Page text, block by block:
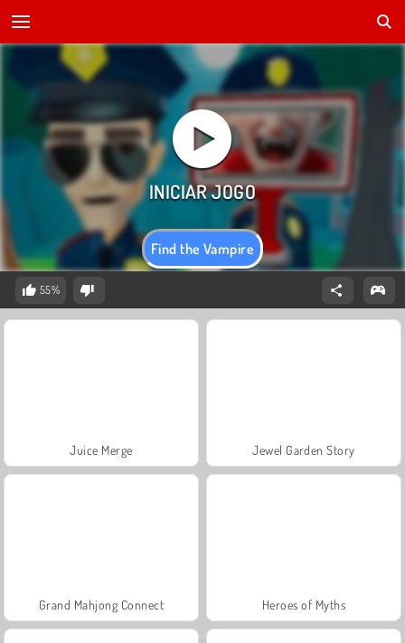
Find the Vampire
55%
Juice Merge Jewel Garden Story
Grand Mahjong Connect Heroes of Myths